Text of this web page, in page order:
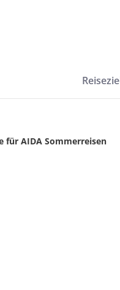
für AIDA Sommerreisen